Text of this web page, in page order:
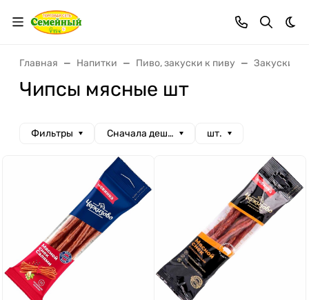
Главная Напитки Пиво, закуски к пиву Закуски к
Чипсы мясные шт
Фильтры Сначала дешевые шт.